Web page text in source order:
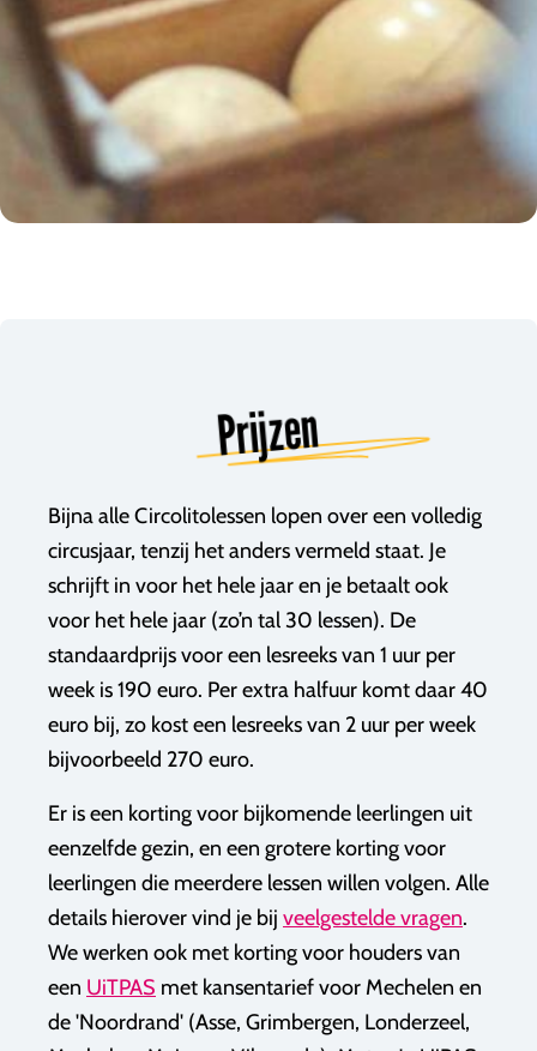
Prijzen
Bijna alle Circolitolessen lopen over een volledig
circusjaar, tenzij het anders vermeld staat. Je
schrijft in voor het hele jaar en je betaalt ook
voor het hele jaar (zo’n tal 30 lessen). De
standaardprijs voor een lesreeks van 1 uur per
week is 190 euro. Per extra halfuur komt daar 40
euro bij, zo kost een lesreeks van 2 uur per week
bijvoorbeeld 270 euro.​​
Er is een korting voor bijkomende leerlingen uit
eenzelfde gezin, en een grotere korting voor
leerlingen die meerdere lessen willen volgen. Alle
details hierover vind je bij veelgestelde vragen.
We werken ook met korting voor houders van
een UiTPAS met kansentarief voor Mechelen en
de 'Noordrand' (Asse, Grimbergen, Londerzeel,